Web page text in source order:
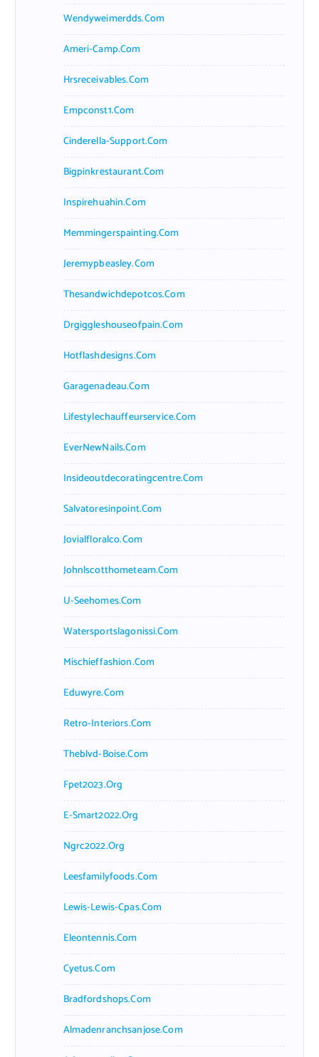
Wendyweimerdds.com
Ameri-Camp.com
Hrsreceivables.com
Empconst1.com
Cinderella-Support.com
Bigpinkrestaurant.com
Inspirehuahin.com
Memmingerspainting.com
Jeremypbeasley.com
Thesandwichdepotcos.com
Drgiggleshouseofpain.com
Hotflashdesigns.com
Garagenadeau.com
Lifestylechauffeurservice.com
EverNewNails.com
Insideoutdecoratingcentre.com
Salvatoresinpoint.com
Jovialfloralco.com
Johnlscotthometeam.com
U-Seehomes.com
Watersportslagonissi.com
Mischieffashion.com
Eduwyre.com
Retro-Interiors.com
Theblvd-Boise.com
Fpet2023.org
E-Smart2022.org
Ngrc2022.org
Leesfamilyfoods.com
Lewis-Lewis-Cpas.com
Eleontennis.com
Cyetus.com
Bradfordshops.com
Almadenranchsanjose.com